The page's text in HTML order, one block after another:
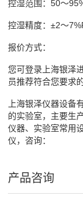
控湿范围：50～
控湿精度：±2～
报价方式：
您可登录上海银泽
员推荐符合您要求
上海银泽仪器设备
的实验室，主要生
仪器、实验室常用
仪，咨询：
产品咨询